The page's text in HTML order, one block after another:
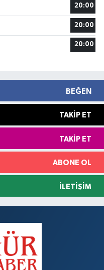
20:00
20:00
20:00
BEĞEN
TAKIP ET
TAKIP ET
ABONE OL
İLETIŞIM